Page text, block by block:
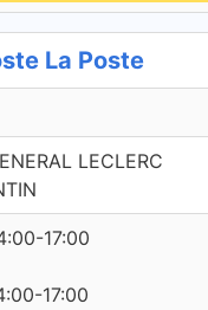
La Poste
LECLERC
17:00
17:00